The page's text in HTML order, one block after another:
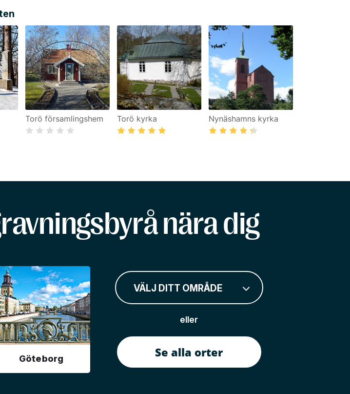
Torö församlingshem Torö kyrka Nynäshamns kyrka
nära dig
Göteborg
VÄLJ DITT OMRÅDE
eller
Se alla orter